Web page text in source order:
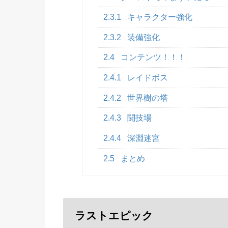
2.3.1 キャラクター強化
2.3.2 装備強化
2.4 コンテンツ！！！
2.4.1 レイドボス
2.4.2 世界樹の塔
2.4.3 闘技場
2.4.4 深淵迷宮
2.5 まとめ
ラストエピック